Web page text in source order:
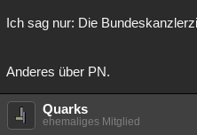
Ich sag nur: Die
Anderes über PN.
Quarks
ehemaliges Mitglied